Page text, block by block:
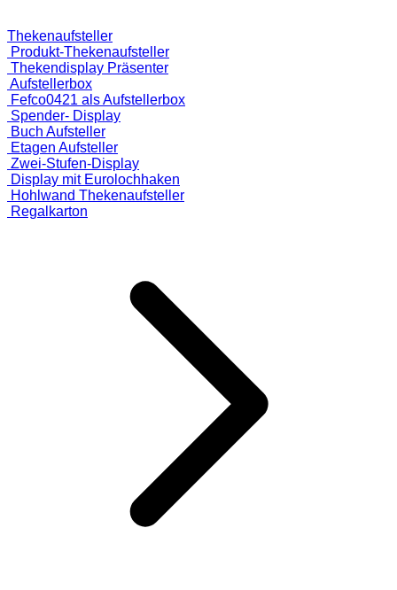
Thekenaufsteller
Produkt-Thekenaufsteller
Thekendisplay Präsenter
Aufstellerbox
Fefco0421 als Aufstellerbox
Spender- Display
Buch Aufsteller
Etagen Aufsteller
Zwei-Stufen-Display
Display mit Eurolochhaken
Hohlwand Thekenaufsteller
Regalkarton